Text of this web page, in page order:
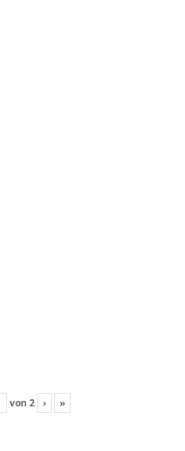
von 2 › »